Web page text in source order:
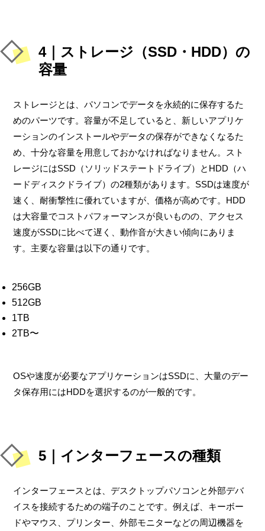
4｜ストレージ（SSD・HDD）の
容量
ストレージとは、パソコンでデータを永続的に保存するた
めのパーツです。容量が不足していると、新しいアプリケ
ーションのインストールやデータの保存ができなくなるた
め、十分な容量を用意しておかなければなりません。スト
レージにはSSD（ソリッドステートドライブ）とHDD（ハ
ードディスクドライブ）の2種類があります。SSDは速度が
速く、耐衝撃性に優れていますが、価格が高めです。HDD
は大容量でコストパフォーマンスが良いものの、アクセス
速度がSSDに比べて遅く、動作音が大きい傾向にありま
す。主要な容量は以下の通りです。
256GB
512GB
1TB
2TB〜
OSや速度が必要なアプリケーションはSSDに、大量のデー
タ保存用にはHDDを選択するのが一般的です。
5｜インターフェースの種類
インターフェースとは、デスクトップパソコンと外部デバ
イスを接続するための端子のことです。例えば、キーボー
ドやマウス、プリンター、外部モニターなどの周辺機器を